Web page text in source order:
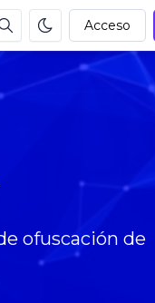
Acceso
ofuscación de